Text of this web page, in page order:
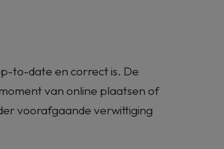
to-date en correct is. De
van online plaatsen of
voorafgaande verwittiging